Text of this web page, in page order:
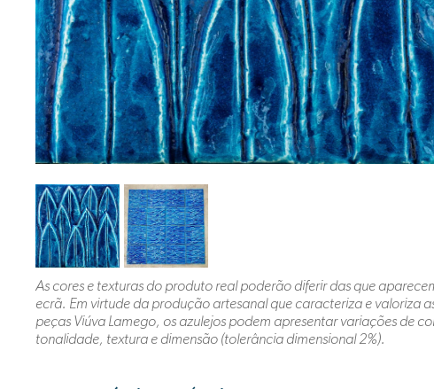
As cores e texturas do produto real poderão diferir das que
ecrã. Em virtude da produção artesanal que caracteriza e valoriza
peças Viúva Lamego, os azulejos podem apresentar variações de
tonalidade, textura e dimensão (tolerância dimensional 2%).